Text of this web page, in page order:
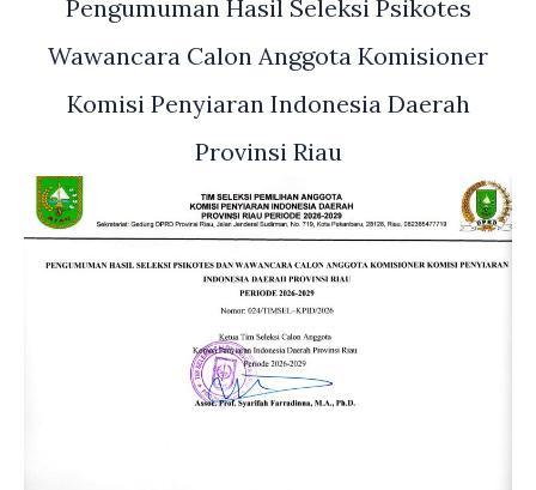
Pengumuman Hasil Seleksi Psikotes
Wawancara Calon Anggota Komisioner
Komisi Penyiaran Indonesia Daerah
Provinsi Riau